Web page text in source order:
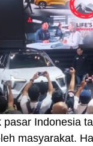
Indonesia
masyarakat.